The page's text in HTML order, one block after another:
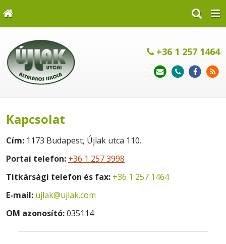
+36 1 257 1464
Kapcsolat
Cím: 1173 Budapest, Újlak utca 110.
Portai telefon: +36 1 257 3998
Titkársági telefon és fax: +36 1 257 1464
E-mail: ujlak@ujlak.com
OM azonosító:035114